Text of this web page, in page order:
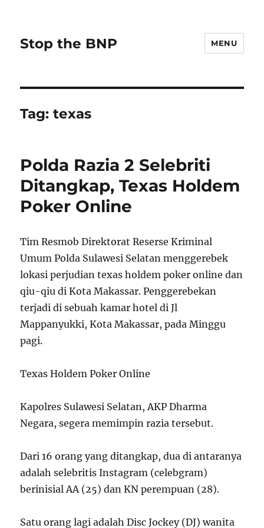
Stop the BNP MENU
Tag:texas
Polda Razia 2 Selebriti
Ditangkap, Texas Holdem
Poker Online
Tim Resmob Direktorat Reserse Kriminal
Umum Polda Sulawesi Selatan menggerebek
lokasi perjudian texas holdem poker online dan
qiu-qiu di Kota Makassar. Penggerebekan
terjadi di sebuah kamar hotel di Jl
Mappanyukki, Kota Makassar, pada Minggu
pagi.
Texas Holdem Poker Online
Kapolres Sulawesi Selatan, AKP Dharma
Negara, segera memimpin razia tersebut.
Dari 16 orang yang ditangkap, dua di antaranya
adalah selebritis Instagram (celebgram)
berinisial AA (25) dan KN perempuan (28).
Satu orang lagi adalah Disc Jockey (DJ) wanita